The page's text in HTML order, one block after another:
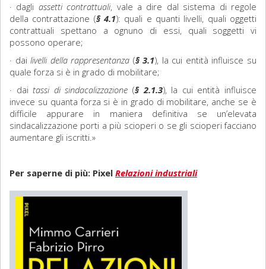
· dagli assetti contrattuali, vale a dire dal sistema di regole
della contrattazione (§ 4.1): quali e quanti livelli, quali oggetti
contrattuali spettano a ognuno di essi, quali soggetti vi
possono operare;
· dailivelli della rappresentanza (§ 3.1), la cui entità influisce su
quale forza si è in grado di mobilitare;
· daitassi di sindacalizzazione (§ 2.1.3), la cui entità influisce
invece su quanta forza si è in grado di mobilitare, anche se è
difficile appurare in maniera definitiva se un’elevata
sindacalizzazione porti a più scioperi o se gli scioperi facciano
aumentare gli iscritti.»
Per saperne di più: Pixel Relazioni industriali